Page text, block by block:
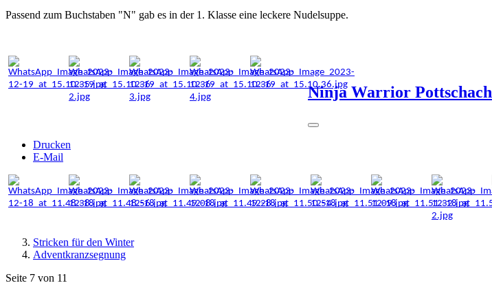
Passend zum Buchstaben "N" gab es in der 1. Klasse eine leckere Nudelsuppe.
Ninja Warrior Pottschach
Drucken
E-Mail
Stricken für den Winter
Adventkranzsegnung
Seite 7 von 11